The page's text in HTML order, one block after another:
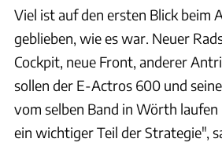
Viel ist auf den ersten Blick beim
geblieben, wie es war. Neuer
Cockpit, neue Front, anderer
sollen der E-Actros 600 und
vom selben Band in Wörth
ein wichtiger Teil der Strategie",